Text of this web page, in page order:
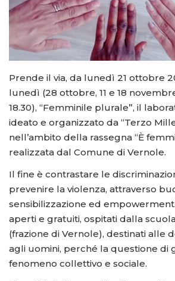
Prende il via, da lunedì 21 ottobre
lunedì (28 ottobre, 11 e 18
18.30), “Femminile plurale”, il
ideato e organizzato da “Terzo
nell’ambito della rassegna “È
realizzata dal Comune di Vernole.
Il fine è contrastare le
prevenire la violenza, attraverso
sensibilizzazione ed
aperti e gratuiti, ospitati dalla
(frazione di Vernole), destinati alle
agli uomini, perché la questione di
fenomeno collettivo e sociale.